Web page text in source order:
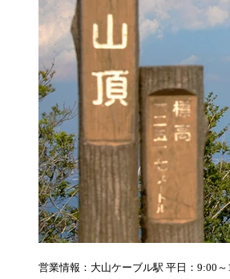
営業情報：大山ケーブル駅 平日：9:00